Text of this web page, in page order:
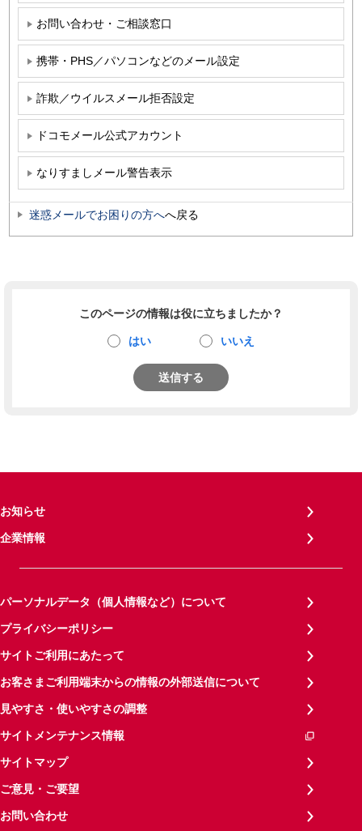
お問い合わせ・ご相談窓口
携帯・PHS／パソコンなどのメール設定
詐欺／ウイルスメール拒否設定
ドコモメール公式アカウント
なりすましメール警告表示
迷惑メールでお困りの方へへ戻る
このページの情報は役に立ちましたか？
はい いいえ
送信する
お知らせ
企業情報
パーソナルデータ（個人情報など）について
プライバシーポリシー
サイトご利用にあたって
お客さまご利用端末からの情報の外部送信について
見やすさ・使いやすさの調整
サイトメンテナンス情報
サイトマップ
ご意見・ご要望
お問い合わせ